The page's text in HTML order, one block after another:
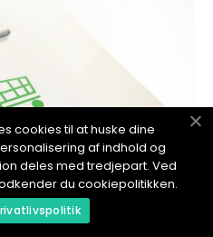
cookies til at huske dine
af indhold og
deles med tredjepart. Ved
du cookiepolitikken.